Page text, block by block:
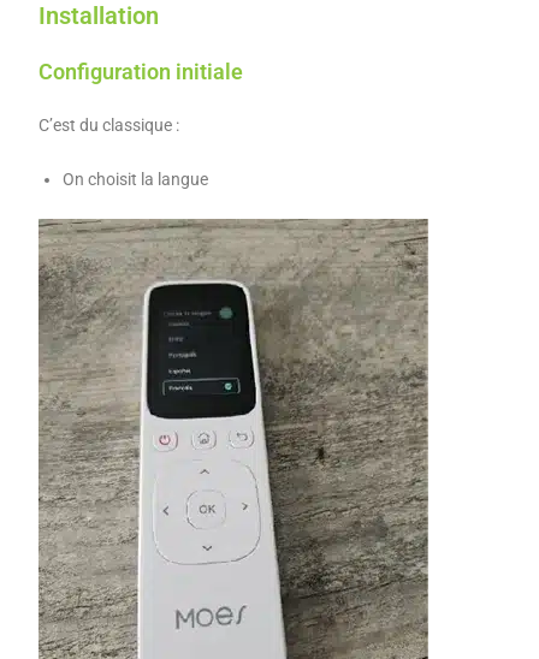
Installation
Configuration initiale
C’est du classique :
On choisit la langue